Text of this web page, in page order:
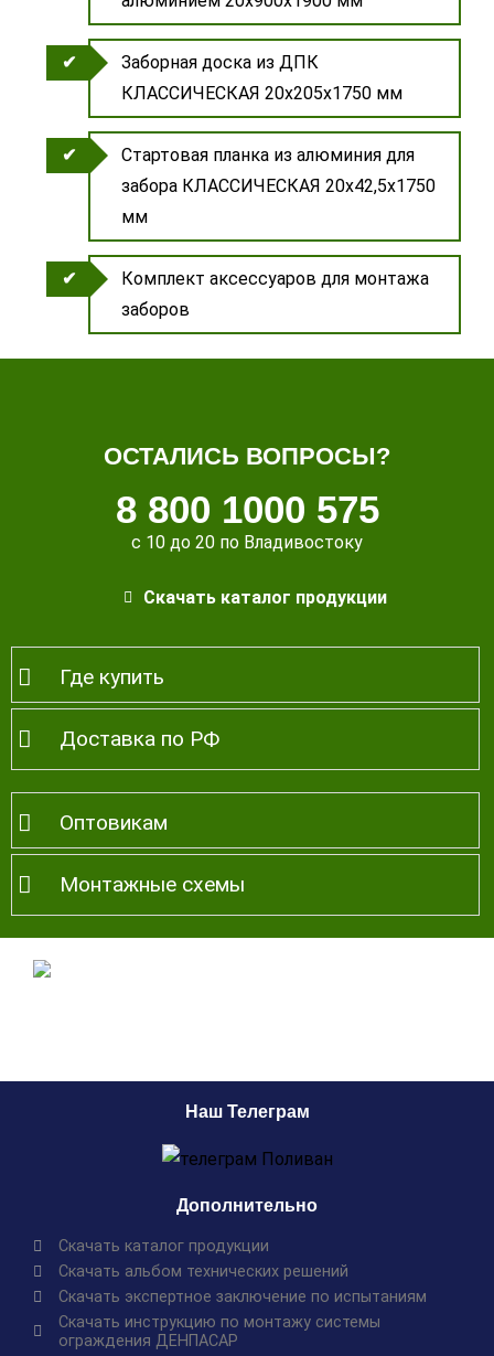
Заборная доска из ДПК
КЛАССИЧЕСКАЯ 20х205х1750 мм
Стартовая планка из алюминия для
забора КЛАССИЧЕСКАЯ 20х42,5х1750
мм
Комплект аксессуаров для монтажа
заборов
ОСТАЛИСЬ ВОПРОСЫ?
8 800 1000 575
с 10 до 20 по Владивостоку
Скачать каталог продукции
Где купить
Доставка по РФ
Оптовикам
Монтажные схемы
Дополнительно
Скачать каталог продукции
Скачать альбом технических решений
Скачать экспертное заключение по испытаниям
Скачать инструкцию по монтажу системы
ограждения ДЕНПАСАР
Наш Телеграм